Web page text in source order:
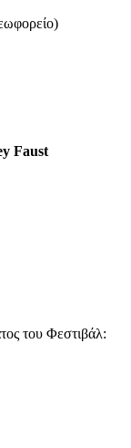
Faust
του Φεστιβάλ: